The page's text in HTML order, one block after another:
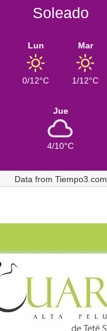
Soleado
Lun
0/12°C
Mar
1/12°C
Jue
4/10°C
Data from Tiempo3.com